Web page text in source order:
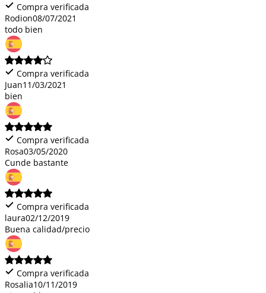
Compra verificada
Rodion08/07/2021
todo bien
Compra verificada
Juan11/03/2021
bien
Compra verificada
Rosa03/05/2020
Cunde bastante
Compra verificada
laura02/12/2019
Buena calidad/precio
Compra verificada
Rosalia10/11/2019